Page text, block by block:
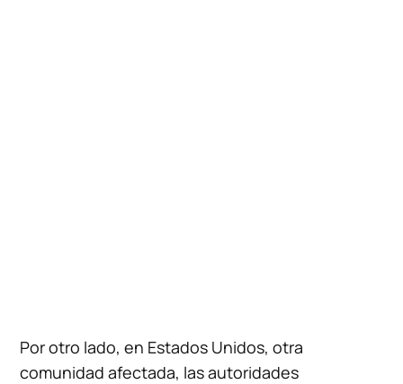
Por otro lado, en Estados Unidos, otra
comunidad afectada, las autoridades